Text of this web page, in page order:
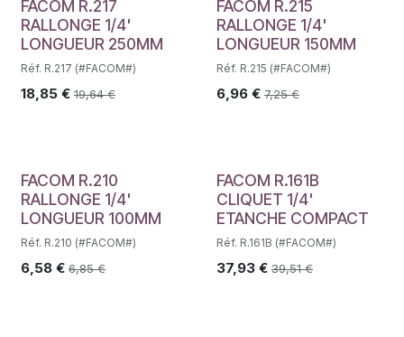
FACOM R.217
RALLONGE 1/4'
LONGUEUR 250MM
Réf. R.217 (#FACOM#)
18,85 € 19,64€
FACOM R.215
RALLONGE 1/4'
LONGUEUR 150MM
Réf. R.215 (#FACOM#)
6,96€ 7,25€
FACOM R.210
RALLONGE 1/4'
LONGUEUR 100MM
Réf. R.210 (#FACOM#)
6,58 € 6,85€
FACOM R.161B
CLIQUET 1/4'
ETANCHE COMPACT
Réf. R.161B (#FACOM#)
37,93€ 39,51€